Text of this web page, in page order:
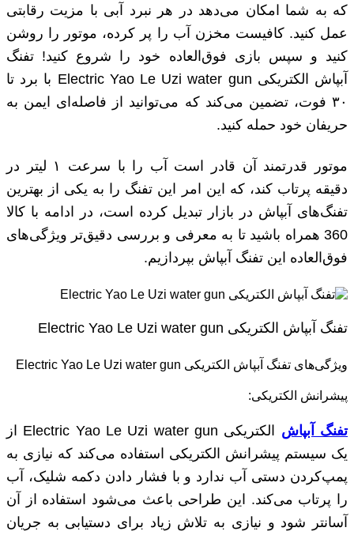
که به شما امکان می‌دهد در هر نبرد آبی با مزیت رقابتی
عمل کنید. کافیست مخزن آب را پر کرده، موتور را روشن
کنید و سپس بازی فوق‌العاده خود را شروع کنید! تفنگ
آبپاش الکتریکی Electric Yao Le Uzi water gun با برد تا
۳۰ فوت، تضمین می‌کند که می‌توانید از فاصله‌ای ایمن به
حریفان خود حمله کنید.
موتور قدرتمند آن قادر است آب را با سرعت ۱ لیتر در
دقیقه پرتاب کند، که این امر این تفنگ را به یکی از بهترین
تفنگ‌های آبپاش در بازار تبدیل کرده است، در ادامه با کالا
360 همراه باشید تا به معرفی و بررسی دقیق‌تر ویژگی‌های
فوق‌العاده این تفنگ آبپاش بپردازیم.
تفنگ آبپاش الکتریکی Electric Yao Le Uzi water gun
ویژگی‌های تفنگ آبپاش الکتریکی Electric Yao Le Uzi water gun
پیشرانش الکتریکی:
تفنگ آبپاش
الکتریکی Electric Yao Le Uzi water gun از
یک سیستم پیشرانش الکتریکی استفاده می‌کند که نیازی به
پمپ‌کردن دستی آب ندارد و با فشار دادن دکمه شلیک، آب
را پرتاب می‌کند. این طراحی باعث می‌شود استفاده از آن
آسانتر شود و نیازی به تلاش زیاد برای دستیابی به جریان